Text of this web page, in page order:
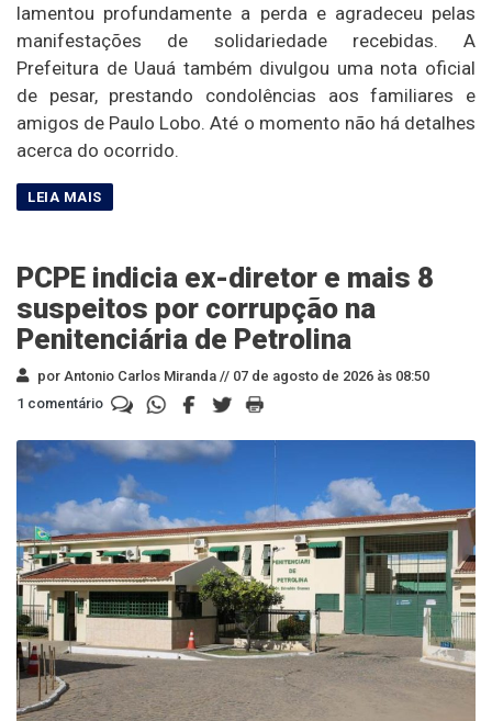
lamentou profundamente a perda e agradeceu pelas
manifestações de solidariedade recebidas. A
Prefeitura de Uauá também divulgou uma nota oficial
de pesar, prestando condolências aos familiares e
amigos de Paulo Lobo. Até o momento não há detalhes
acerca do ocorrido.
PCPE indicia ex-diretor e mais 8
suspeitos por corrupção na
Penitenciária de Petrolina
por Antonio Carlos Miranda // 07 de agosto de 2026 às 08:50
1 comentário